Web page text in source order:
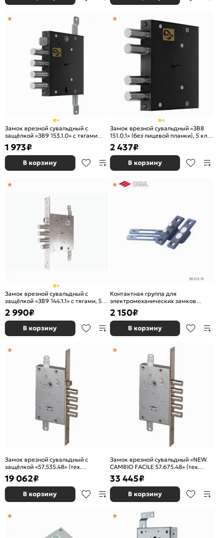
Замок врезной сувальдный с
защёлкой «ЗВ9 153.1.0» с тягами
(без лицевой планки), 5 кл. ключ 60
мм Черный
1 973₽
В корзину
Замок врезной сувальдный «ЗВ8
151.0.1» (без лицевой планки), 5 кл.
ключ 80 мм Черный
2 437₽
В корзину
Замок врезной сувальдный с
защёлкой «ЗВ9 144.1.1» с тягами, 5
кл. Хром
2 990₽
В корзину
Контактная группа для
электромеханических замков
06.510.10.0 Хром
2 150₽
В корзину
Замок врезной сувальдный с
защёлкой «57.535.48» (тех.
упаковка) Хром
19 062₽
В корзину
Замок врезной сувальдный «NEW
CAMBIO FACILE 57.675.48» (тех.
упаковка), ключ 44 мм Хром
33 445₽
В корзину